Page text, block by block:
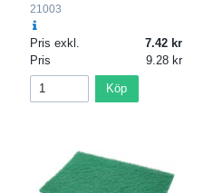
21003
Pris exkl.
7.42
Pris
9.28
Köp